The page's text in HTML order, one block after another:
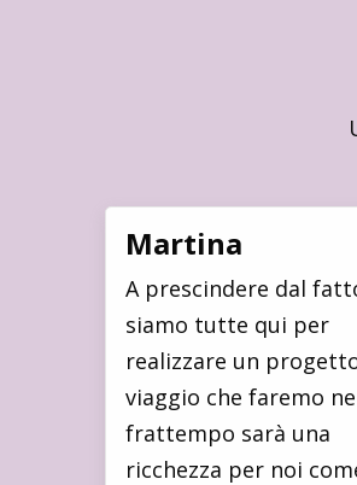
Martina
A prescindere dal
siamo tutte qui per
realizzare un
viaggio che faremo
frattempo sarà una
ricchezza per noi